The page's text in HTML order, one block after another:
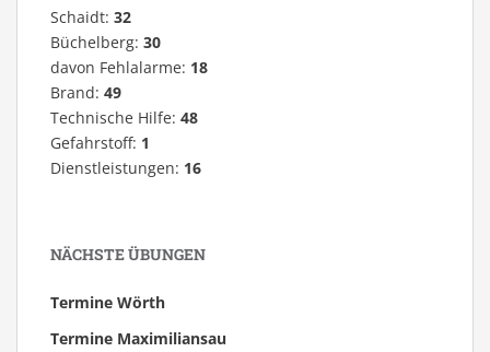
Schaidt: 32
Büchelberg: 30
davon Fehlalarme: 18
Brand: 49
Technische Hilfe: 48
Gefahrstoff: 1
Dienstleistungen: 16
NÄCHSTE ÜBUNGEN
Termine Wörth
Termine Maximiliansau